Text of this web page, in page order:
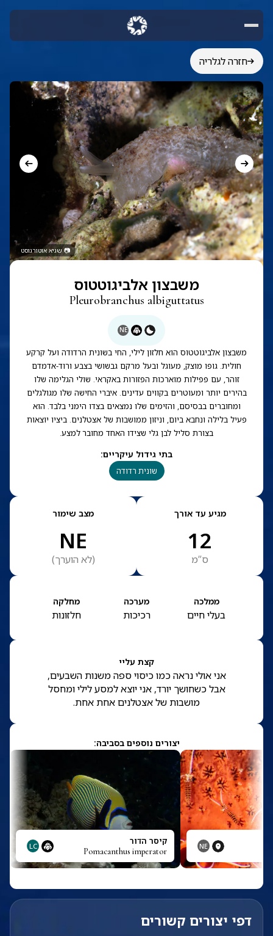
חזרה לגלריה
📷שגיא אוטורגוסט
משבצון אלביגוטטוס
Pleurobranchus albiguttatus
NE
משבצון אלביגוטטוס הוא חלזון לילי, החי בשונית הרדודה ועל קרקע
חולית. גופו מוצק, מעוגל ובעל מרקם גבשושי בצבע ורוד-אדמדם
זוהר, עם פפילות מוארכות הפזורות באקראי. שולי הגלימה שלו
בהירים יותר ומעוטרים בקווים עדינים. איברי החישה שלו מגולגלים
ומחוברים בבסיסם, והזימים שלו נמצאים בצדו הימני בלבד. הוא
פעיל בלילה ונחבא ביום, וניזון ממושבות של אצטלנים. ביציו יוצאות
בצורת סליל לבן גלי שצידו האחד מחובר למצע.
בתי גידול עיקריים:
שונית רדודה
מגיע עד אורך
12
ס”מ
מצב שימור
NE
(לא הוערך)
ממלכה
בעלי חיים
מערכה
רכיכות
מחלקה
חלזונות
קצת עליי
אני אולי נראה כמו כיסוי ספה משנות השבעים,
אבל כשחושך יורד, אני יוצא למסע לילי ומחסל
מושבות של אצטלנים אחת אחת.
יצורים נוספים בסביבה:
NE קיסר הדור
Pomacanthus imperator
LC
דפי יצורים קשורים